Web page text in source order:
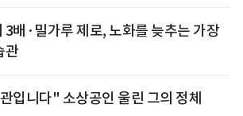
3배·밀가루 제로, 노화를 늦추는 가장
관
입니다" 소상공인 울린 그의 정체